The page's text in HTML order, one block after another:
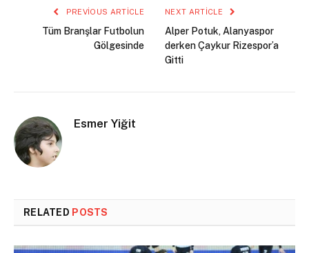
PREVIOUS ARTICLE
Tüm Branşlar Futbolun
Gölgesinde
NEXT ARTICLE
Alper Potuk, Alanyaspor
derken Çaykur Rizespor’a
Gitti
Esmer Yiğit
RELATED POSTS